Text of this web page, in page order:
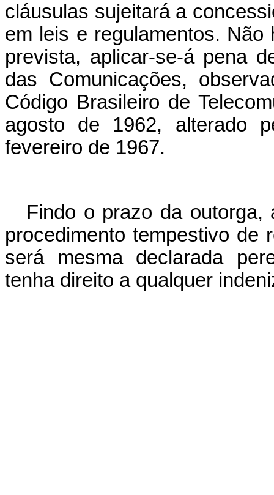
cláusulas sujeitará a
em leis e regulamentos. Não
prevista, aplicar-se-á pena
das Comunicações,
Código Brasileiro de
agosto de 1962, alterado
fevereiro de 1967.
Findo o prazo da
procedimento tempestivo de
será mesma declarada
tenha direito a qualquer